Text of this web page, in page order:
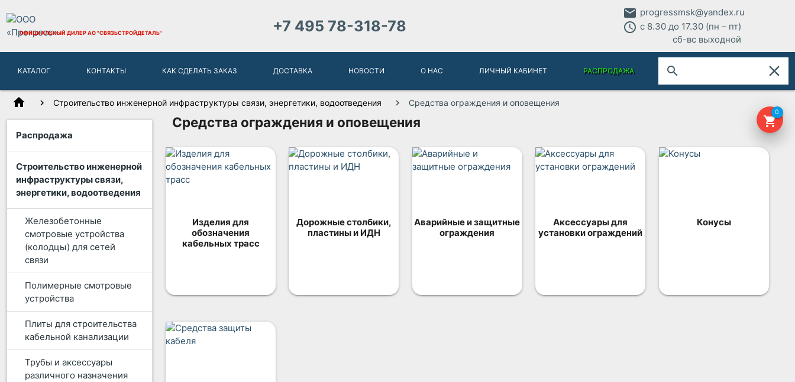
ОФИЦИАЛЬНЫЙ ДИЛЕРАО "СВЯЗЬСТРОЙДЕТАЛЬ" +7 495 78-318-78
email progressmsk@yandex.ru
access_time с 8.30 до 17.30 (пн – пт)
сб-вс выходной
КАТАЛОГ КОНТАКТЫ КАК СДЕЛАТЬ ЗАКАЗ ДОСТАВКА НОВОСТИ О НАС ЛИЧНЫЙ КАБИНЕТ РАСПРОДАЖА search close
shopping_cart
0
home Строительство инженерной инфраструктуры связи, энергетики, водоотведения Средства ограждения и оповещения
Распродажа
Строительство инженерной
инфраструктуры связи,
энергетики, водоотведения
Железобетонные
смотровые устройства
(колодцы) для сетей
связи
Полимерные смотровые
устройства
Плиты для строительства
кабельной канализации
Трубы и аксессуары
различного назначения
Средства ограждения и оповещения
Изделия для
обозначения
кабельных трасс
Дорожные столбики,
пластины и ИДН
Аварийные и защитные
ограждения
Аксессуары для
установки ограждений
Конусы